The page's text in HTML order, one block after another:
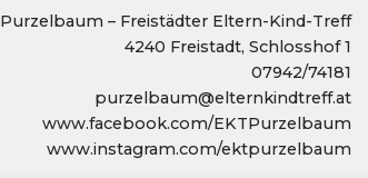
Purzelbaum – Freistädter Eltern-Kind-Treff
4240 Freistadt, Schlosshof 1
07942/74181
purzelbaum@elternkindtreff.at
www.facebook.com/EKTPurzelbaum
www.instagram.com/ektpurzelbaum